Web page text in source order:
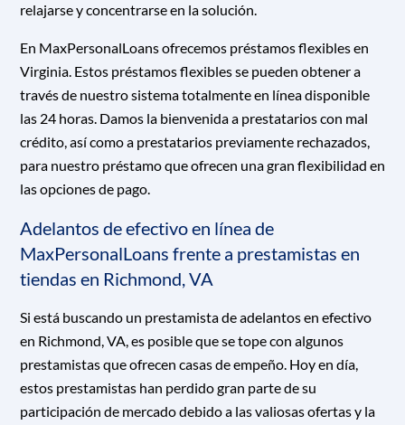
relajarse y concentrarse en la solución.
En MaxPersonalLoans ofrecemos préstamos flexibles en
Virginia. Estos préstamos flexibles se pueden obtener a
través de nuestro sistema totalmente en línea disponible
las 24 horas. Damos la bienvenida a prestatarios con mal
crédito, así como a prestatarios previamente rechazados,
para nuestro préstamo que ofrecen una gran flexibilidad en
las opciones de pago.
Adelantos de efectivo en línea de
MaxPersonalLoans frente a prestamistas en
tiendas en Richmond, VA
Si está buscando un prestamista de adelantos en efectivo
en Richmond, VA, es posible que se tope con algunos
prestamistas que ofrecen casas de empeño. Hoy en día,
estos prestamistas han perdido gran parte de su
participación de mercado debido a las valiosas ofertas y la